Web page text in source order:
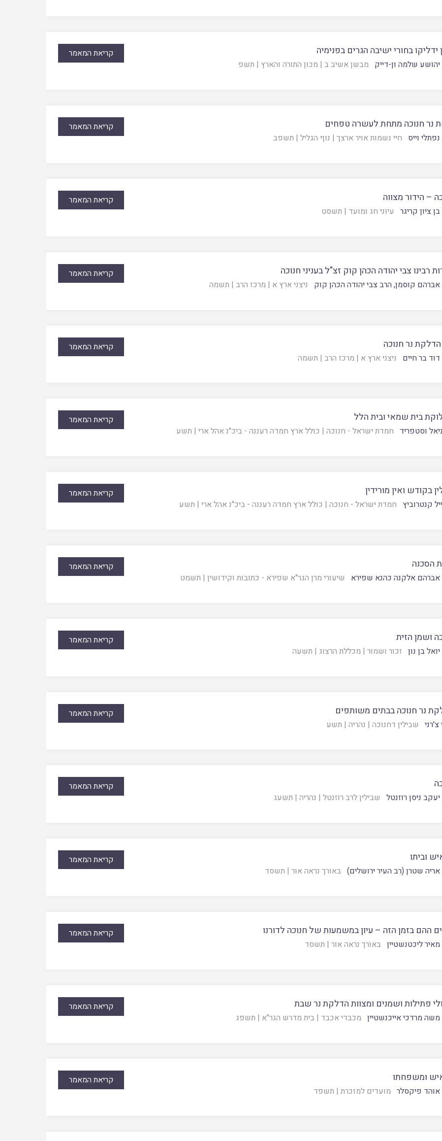
ידליקו בחורי ישיבה הגרים בפנימיה
שלמה ון-דייק מבשן אשיב ב | מכון התורה והארץ | תשפ
קריאת המאמר
נר חנוכה מתחת לעשרה טפחים
וייס חיי נשמות אויר ארצך | נוף הגליל | תשפב
קריאת המאמר
– הידור מצווה
ציון קריגר עיוני חג ומועד | תשסט
קריאת המאמר
רבינו צבי יהודה הכהן קוק זצ"ל בעניני חנוכה
אברהם קוסמן,הרב צבי יהודה הכהן קוק ניצני ארץ א | מרכז הרב | תשמה
קריאת המאמר
הדלקת נר חנוכה
בר חיים ניצני ארץ א | מרכז הרב | תשמה
קריאת המאמר
בית שמאי ובית הלל
וסטפריד חמדת ישראל - חנוכה | כולל ארץ חמדה רעננה - ביכ"נ אהל ארי | תשע
קריאת המאמר
בקודש ואין מורידין
קנטרוביץ חמדת ישראל - חנוכה | כולל ארץ חמדה רעננה - ביכ"נ אהל ארי | תשע
קריאת המאמר
הסכנה
אברהם אלקנה כהנא שפירא שיעורי מרן הגר"א שפירא - כתובות וקידושין | תשמט
קריאת המאמר
ושמן הזית
בן נון זכור ושמור | מכללת הרצוג | תשעה
קריאת המאמר
נר חנוכה בבתים משותפים
צ'רני שבילין דחנוכה | נהריה | תשע
קריאת המאמר
ניסן רוזנטל שבילין לרב רוזנטל | נהריה | תשעג
קריאת המאמר
וביתו
שטרן (רב העיר ירושלים) באורך נראה אור | תשסד
קריאת המאמר
ההם בזמן הזה – עיון במשמעות של חנוכה לדורנו
ליכטנשטיין באורך נראה אור | תשסד
קריאת המאמר
פתילות ושמנים ומצוות הדלקת נר שבת
מרדכי אייכנשטיין מכבדי אכבד |בית מדרש הגר"א | תשפג
קריאת המאמר
ומשפחתו
פיקסלר מועדים למזכרת | תשפד
קריאת המאמר